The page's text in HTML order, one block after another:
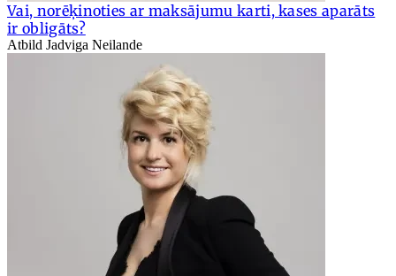
Vai, norēķinoties ar maksājumu karti, kases aparāts
ir obligāts?
Atbild Jadviga Neilande